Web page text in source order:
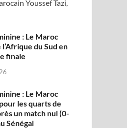
Youssef Tazi,
: Le Maroc
du Sud en
finale
: Le Maroc
les quarts de
un match nul (0-
Sénégal